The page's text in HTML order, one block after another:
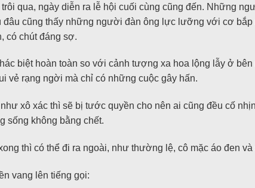
qua, ngày diễn ra lễ hội cuối cùng cũng đến. Những
đâu cũng thấy những người đàn ông lực lưỡng với cơ
có chút đáng sợ.
biệt hoàn toàn so với cảnh tượng xa hoa lộng lẫy ở
vẻ rạng ngời mà chỉ có những cuộc gây hấn.
xô xác thì sẽ bị tước quyền cho nên ai cũng đều cố
sống không bằng chết.
thì có thể đi ra ngoài, như thường lệ, cô mặc áo đen
vang lên tiếng gọi: